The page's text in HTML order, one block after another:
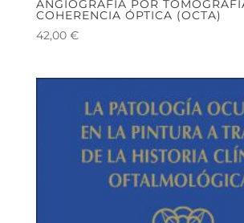
ANGIOGRAFÍA POR
COHERENCIA ÓPTICA (OCTA)
42,00 €